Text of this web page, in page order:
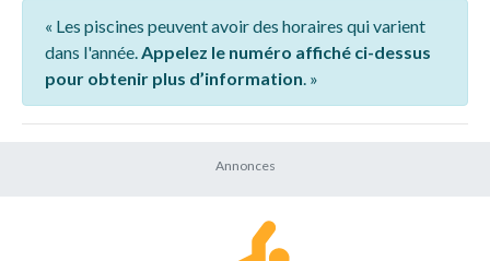
« Les piscines peuvent avoir des horaires qui varient
dans l'année.Appelez le numéro affiché ci-dessus
pour obtenir plus d’information. »